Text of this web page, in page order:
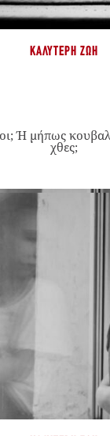
ΚΑΛΎΤΕΡΗ ΖΩΉ
Ή μήπως
χθες;